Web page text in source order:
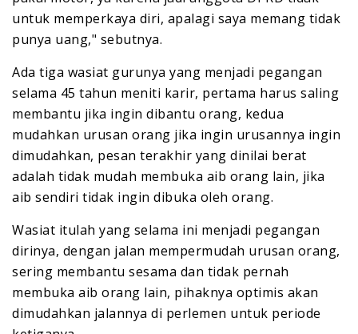
untuk memperkaya diri, apalagi saya memang tidak
punya uang," sebutnya.
Ada tiga wasiat gurunya yang menjadi pegangan
selama 45 tahun meniti karir, pertama harus saling
membantu jika ingin dibantu orang, kedua
mudahkan urusan orang jika ingin urusannya ingin
dimudahkan, pesan terakhir yang dinilai berat
adalah tidak mudah membuka aib orang lain, jika
aib sendiri tidak ingin dibuka oleh orang.
Wasiat itulah yang selama ini menjadi pegangan
dirinya, dengan jalan mempermudah urusan orang,
sering membantu sesama dan tidak pernah
membuka aib orang lain, pihaknya optimis akan
dimudahkan jalannya di perlemen untuk periode